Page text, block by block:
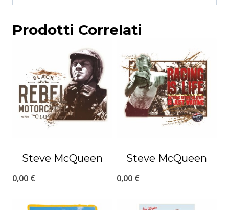
Prodotti Correlati
Steve McQueen
0,00 €
Steve McQueen
0,00 €